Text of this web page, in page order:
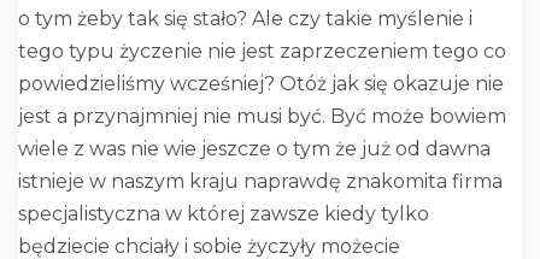
o tym żeby tak się stało? Ale czy takie myślenie i
tego typu życzenie nie jest zaprzeczeniem tego co
powiedzieliśmy wcześniej? Otóż jak się okazuje nie
jest a przynajmniej nie musi być. Być może bowiem
wiele z was nie wie jeszcze o tym że już od dawna
istnieje w naszym kraju naprawdę znakomita firma
specjalistyczna w której zawsze kiedy tylko
będziecie chciały i sobie życzyły możecie